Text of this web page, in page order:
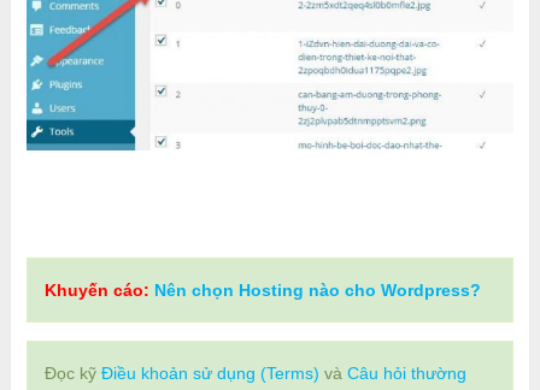
Khuyến cáo: Nên chọn Hosting nào cho Wordpress?
Đọc kỹ Điều khoản sử dụng (Terms) và Câu hỏi thường